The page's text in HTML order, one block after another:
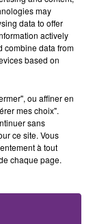
Gaga
Face
may
data to offer
actively
combine data from
based on
ou affiner en
mes choix".
sans
ce site. Vous
à tout
chaque page.